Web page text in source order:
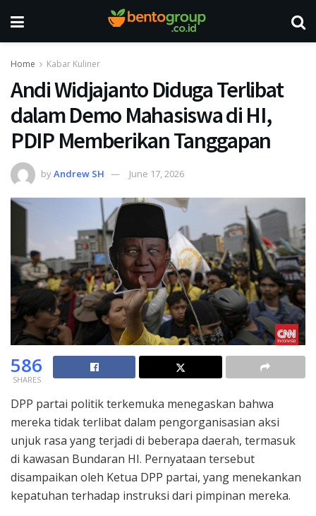
Home Kabar Kuliner
Andi Widjajanto Diduga Terlibat
dalam Demo Mahasiswa di HI,
PDIP Memberikan Tanggapan
byAndrew SH June 17, 2026
586
SHARES
DPP partai politik terkemuka menegaskan bahwa
mereka tidak terlibat dalam pengorganisasian aksi
unjuk rasa yang terjadi di beberapa daerah, termasuk
di kawasan Bundaran HI. Pernyataan tersebut
disampaikan oleh Ketua DPP partai, yang menekankan
kepatuhan terhadap instruksi dari pimpinan mereka.